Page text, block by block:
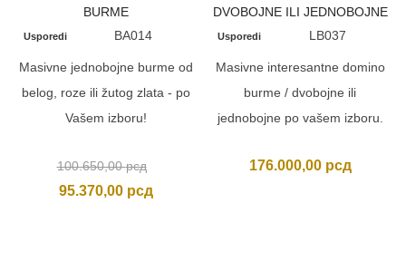
BURME
Usporedi BA014
Masivne jednobojne burme od
belog, roze ili žutog zlata - po
Vašem izboru!
100.650,00рсд
95.370,00 рсд
DVOBOJNE ILI JEDNOBOJNE
Usporedi LB037
Masivne interesantne domino
burme / dvobojne ili
jednobojne po vašem izboru.
176.000,00 рсд